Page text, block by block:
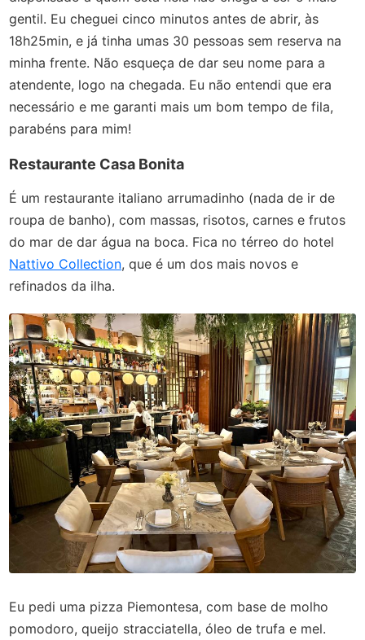
gentil. Eu cheguei cinco minutos antes de abrir, às
18h25min, e já tinha umas 30 pessoas sem reserva na
minha frente. Não esqueça de dar seu nome para a
atendente, logo na chegada. Eu não entendi que era
necessário e me garanti mais um bom tempo de fila,
parabéns para mim!
Restaurante Casa Bonita
É um restaurante italiano arrumadinho (nada de ir de
roupa de banho), com massas, risotos, carnes e frutos
do mar de dar água na boca. Fica no térreo do hotel
Nattivo Collection, que é um dos mais novos e
refinados da ilha.
Eu pedi uma pizza Piemontesa, com base de molho
pomodoro, queijo stracciatella, óleo de trufa e mel.